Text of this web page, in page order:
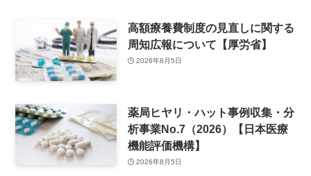
高額療養費制度の見直しに関する
周知広報について【厚労省】
2026年8月5日
薬局ヒヤリ・ハット事例収集・分
析事業No.7（2026）【日本医療
機能評価機構】
2026年8月5日